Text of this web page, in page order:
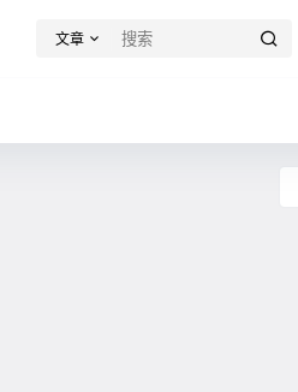
文章